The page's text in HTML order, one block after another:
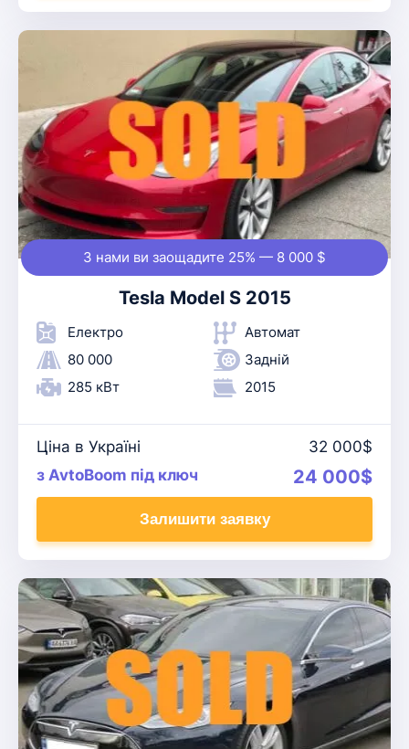
З нами ви заощадите 25% — 8 000 $
Tesla Model S 2015
Електро
80 000
285 кВт
Автомат
Задній
2015
Ціна в Україні
32 000$
з AvtoBoom під ключ
24 000$
Залишити заявку